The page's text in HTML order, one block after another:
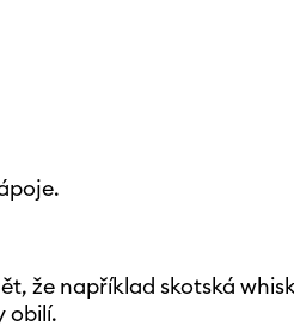
že například skotská
obilí.